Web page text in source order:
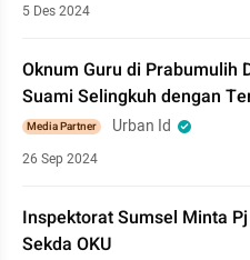
5 Des 2024
Oknum Guru di Prabumulih
Suami Selingkuh dengan
Media Partner Urban Id
26 Sep 2024
Inspektorat Sumsel Minta
Sekda OKU